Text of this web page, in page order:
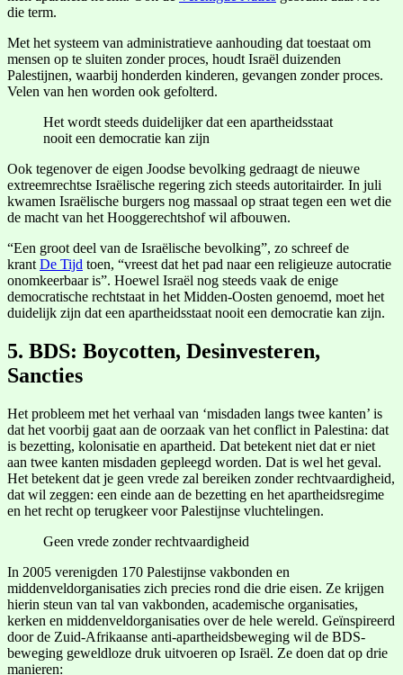
die term.
Met het systeem van administratieve aanhouding dat toestaat om
mensen op te sluiten zonder proces, houdt Israël duizenden
Palestijnen, waarbij honderden kinderen, gevangen zonder proces.
Velen van hen worden ook gefolterd.
Het wordt steeds duidelijker dat een apartheidsstaat
nooit een democratie kan zijn
Ook tegenover de eigen Joodse bevolking gedraagt de nieuwe
extreemrechtse Israëlische regering zich steeds autoritairder. In juli
kwamen Israëlische burgers nog massaal op straat tegen een wet die
de macht van het Hooggerechtshof wil afbouwen.
“Een groot deel van de Israëlische bevolking”, zo schreef de
krant De Tijd toen, “vreest dat het pad naar een religieuze autocratie
onomkeerbaar is”. Hoewel Israël nog steeds vaak de enige
democratische rechtstaat in het Midden-Oosten genoemd, moet het
duidelijk zijn dat een apartheidsstaat nooit een democratie kan zijn.
5. BDS: Boycotten, Desinvesteren,
Sancties
Het probleem met het verhaal van ‘misdaden langs twee kanten’ is
dat het voorbij gaat aan de oorzaak van het conflict in Palestina: dat
is bezetting, kolonisatie en apartheid. Dat betekent niet dat er niet
aan twee kanten misdaden gepleegd worden. Dat is wel het geval.
Het betekent dat je geen vrede zal bereiken zonder rechtvaardigheid,
dat wil zeggen: een einde aan de bezetting en het apartheidsregime
en het recht op terugkeer voor Palestijnse vluchtelingen.
Geen vrede zonder rechtvaardigheid
In 2005 verenigden 170 Palestijnse vakbonden en
middenveldorganisaties zich precies rond die drie eisen. Ze krijgen
hierin steun van tal van vakbonden, academische organisaties,
kerken en middenveldorganisaties over de hele wereld. Geïnspireerd
door de Zuid-Afrikaanse anti-apartheidsbeweging wil de BDS-
beweging geweldloze druk uitvoeren op Israël. Ze doen dat op drie
manieren: